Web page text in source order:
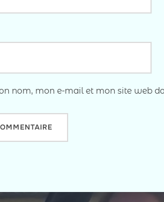
nom, mon e-mail et mon site web